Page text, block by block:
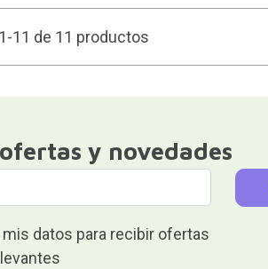
11 de 11 productos
y novedades
datos para recibir ofertas